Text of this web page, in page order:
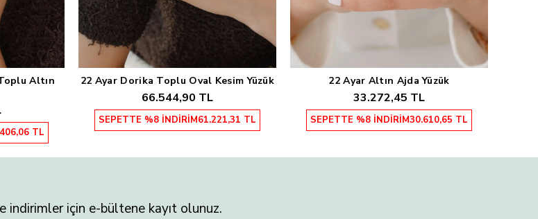
Altın
TL
Sepete Ekle
22 Ayar Dorika Toplu Oval Kesim Yüzük
66.544,90 TL
SEPETTE %8 İNDİRİM61.221,31 TL
Sepete Ekle
22 Ayar Altın Ajda Yüzük
33.272,45 TL
SEPETTE %8 İNDİRİM30.610,65 TL
indirimler için e-bültene kayıt olunuz.